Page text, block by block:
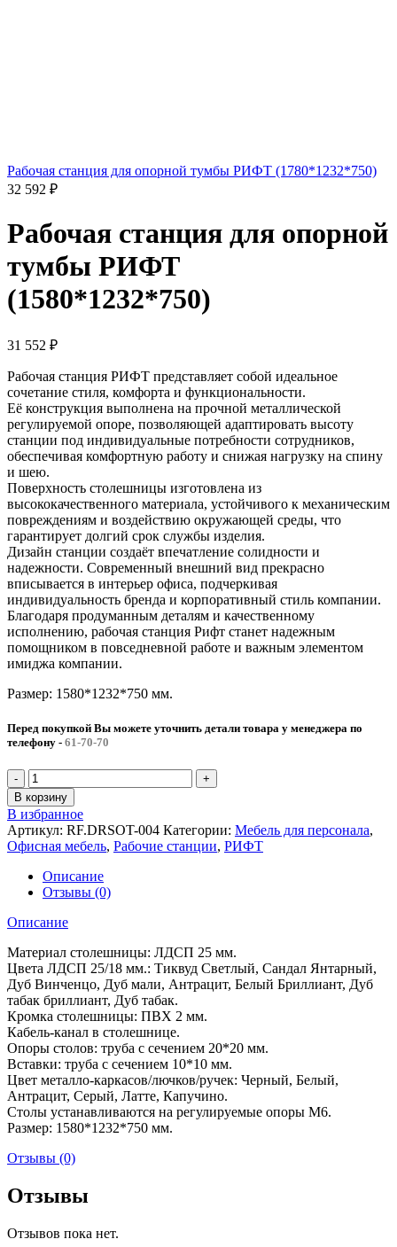
Рабочая станция для опорной тумбы РИФТ (1780*1232*750)
32 592 ₽
Рабочая станция для опорной
тумбы РИФТ
(1580*1232*750)
31 552 ₽
Рабочая станция РИФТ представляет собой идеальное
сочетание стиля, комфорта и функциональности.
Её конструкция выполнена на прочной металлической
регулируемой опоре, позволяющей адаптировать высоту
станции под индивидуальные потребности сотрудников,
обеспечивая комфортную работу и снижая нагрузку на спину
и шею.
Поверхность столешницы изготовлена из
высококачественного материала, устойчивого к механическим
повреждениям и воздействию окружающей среды, что
гарантирует долгий срок службы изделия.
Дизайн станции создаёт впечатление солидности и
надежности. Современный внешний вид прекрасно
вписывается в интерьер офиса, подчеркивая
индивидуальность бренда и корпоративный стиль компании.
Благодаря продуманным деталям и качественному
исполнению, рабочая станция Рифт станет надежным
помощником в повседневной работе и важным элементом
имиджа компании.
Размер: 1580*1232*750 мм.
Перед покупкой Вы можете уточнить детали товара у менеджера по
телефону - 61-70-70
Количество
товара
Рабочая
станция
для
опорной
тумбы
РИФТ
(1580*1232*750)
В корзину
В избранное
Артикул: RF.DRSOT-004 Категории: Мебель для персонала,
Офисная мебель, Рабочие станции, РИФТ
Описание
Отзывы (0)
Описание
Материал столешницы: ЛДСП 25 мм.
Цвета ЛДСП 25/18 мм.: Тиквуд Светлый, Сандал Янтарный,
Дуб Винченцо, Дуб мали, Антрацит, Белый Бриллиант, Дуб
табак бриллиант, Дуб табак.
Кромка столешницы: ПВХ 2 мм.
Кабель-канал в столешнице.
Опоры столов: труба с сечением 20*20 мм.
Вставки: труба с сечением 10*10 мм.
Цвет металло-каркасов/лючков/ручек: Черный, Белый,
Антрацит, Серый, Латте, Капучино.
Столы устанавливаются на регулируемые опоры М6.
Размер: 1580*1232*750 мм.
Отзывы (0)
Отзывы
Отзывов пока нет.